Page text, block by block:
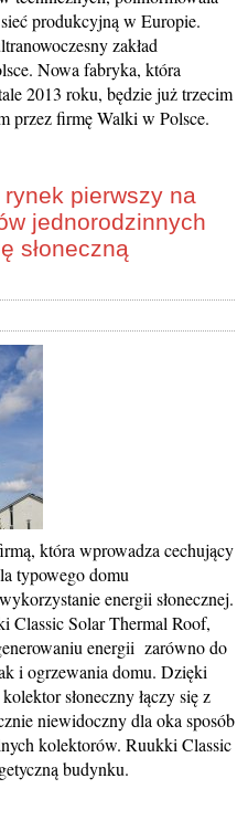
produkcyjną w Europie.
zakład
Nowa fabryka, która
2013 roku, będzie już trzecim
przez firmę Walki w Polsce.
pierwszy na
jednorodzinnych
słoneczną
która wprowadza cechujący
typowego domu
energii słonecznej.
Classic Solar Thermal Roof,
energii zarówno do
i ogrzewania domu. Dzięki
słoneczny łączy się z
niewidoczny dla oka sposób
kolektorów. Ruukki Classic
budynku.